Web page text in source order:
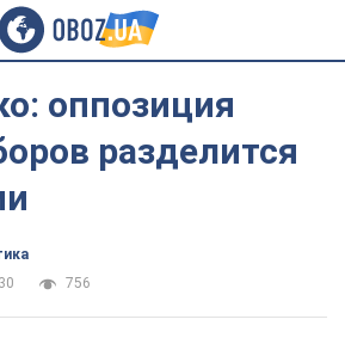
оппозиция
разделится
756